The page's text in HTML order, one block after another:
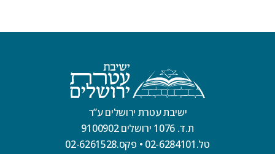
ישיבת עטרת ירושלים ע”ר
ת.ד. 1076 ירושלים 9100902
טל.02-6284101
• פקס.02-6261528